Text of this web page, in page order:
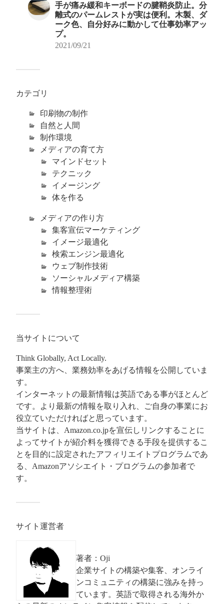
手が痛み緩和キーボードの腱鞘炎防止。分
離式のパームレストが実は便利。木製、ダ
ーク色、自分好みに動かして仕事効率アッ
プ。
2021/09/21
カテゴリ
印刷物の制作
自然と人間
制作環境
メディアの育て方
マインドセット
テクニック
イメージング
体を作る
メディアの作り方
集客宣伝マーケティング
イメージ最適化
検索エンジン最適化
ウェブ制作技術
ソーシャルメディア構築
情報整理術
当サイトについて
Think Globally, Act Locally.
事業主の方へ、業務効率をあげる情報を公開していま
す。
インターネットの最新情報は英語である事がほとんど
です。より最新の情報を取り入れ、ご自身の事業にお
役立ていただければと思っています。
当サイトは、Amazon.co.jpを宣伝しリンクすることに
よってサイトが紹介料を獲得できる手段を提供するこ
とを目的に設定されたアフィリエイトプログラムであ
る、Amazonアソシエイト・プログラムの参加者で
す。
サイト運営者
著者：Oji
企業サイトの構築や集客、オンライ
ンコミュニティの構築に強みを持っ
ています。英語で取得される海外か